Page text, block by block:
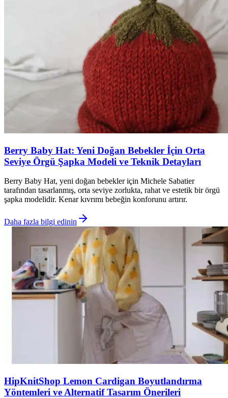
Berry Baby Hat: Yeni Doğan Bebekler İçin Orta
Seviye Örgü Şapka Modeli ve Teknik Detayları
Berry Baby Hat, yeni doğan bebekler için Michele Sabatier
tarafından tasarlanmış, orta seviye zorlukta, rahat ve estetik bir örgü
şapka modelidir. Kenar kıvrımı bebeğin konforunu artırır.
Daha fazla bilgi edinin
HipKnitShop Lemon Cardigan Boyutlandırma
Yöntemleri ve Alternatif Tasarım Önerileri